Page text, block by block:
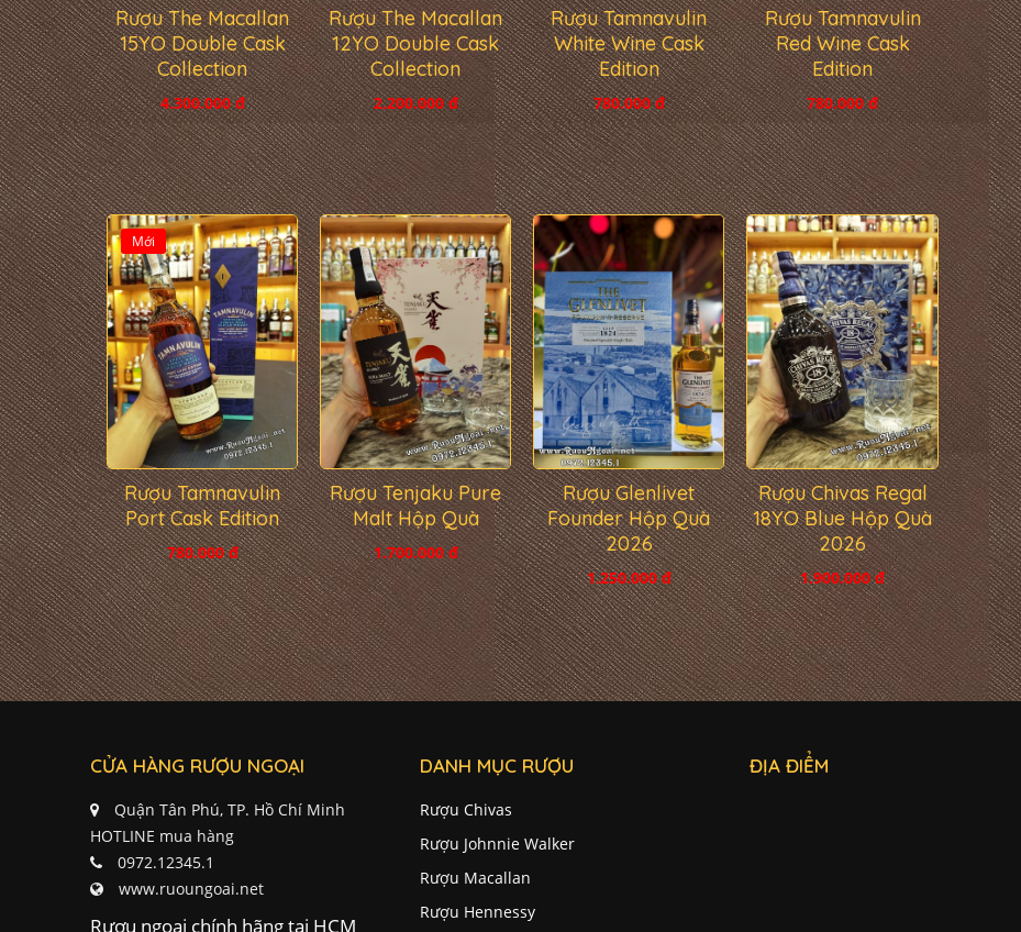
Rượu The Macallan
15YO Double Cask
Collection
4.300.000 đ
Rượu The Macallan
12YO Double Cask
Collection
2.200.000 đ
Rượu Tamnavulin
White Wine Cask
Edition
780.000 đ
Rượu Tamnavulin
Red Wine Cask
Edition
780.000 đ
Mới
Rượu Tamnavulin
Port Cask Edition
780.000 đ
Rượu Tenjaku Pure
Malt Hộp Quà
1.700.000 đ
Rượu Glenlivet
Founder Hộp Quà
2026
1.250.000 đ
Rượu Chivas Regal
18YO Blue Hộp Quà
2026
1.900.000 đ
CỬA HÀNG RƯỢU NGOẠI
Quận Tân Phú, TP. Hồ Chí Minh
HOTLINE mua hàng
0972.12345.1
www.ruoungoai.net
Rượu ngoại chính hãng tại HCM
DANH MỤC RƯỢU
Rượu Chivas
Rượu Johnnie Walker
Rượu Macallan
Rượu Hennessy
ĐỊA ĐIỂM